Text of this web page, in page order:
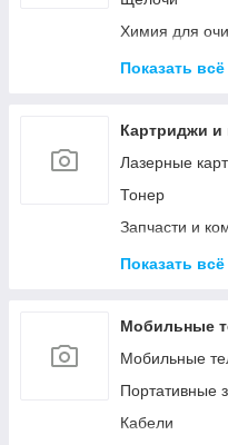
Химия для
Материалы
Гипохлориты
Материалы
пенобетона
Ёмкости
Показать всё
Картриджи и
Лазерные
Тонер
Запчасти и
Средства для
Показать всё
Мобильные
Мобильные
Портативные
Кабели